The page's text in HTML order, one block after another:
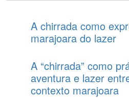
A chirrada como
marajoara do lazer
A “chirrada” como
aventura e lazer
contexto marajoara